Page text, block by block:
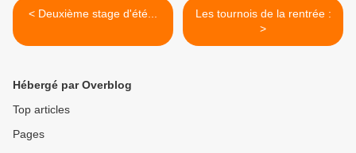
< Deuxième stage d'été...
Les tournois de la rentrée :
>
Hébergé par Overblog
Top articles
Pages